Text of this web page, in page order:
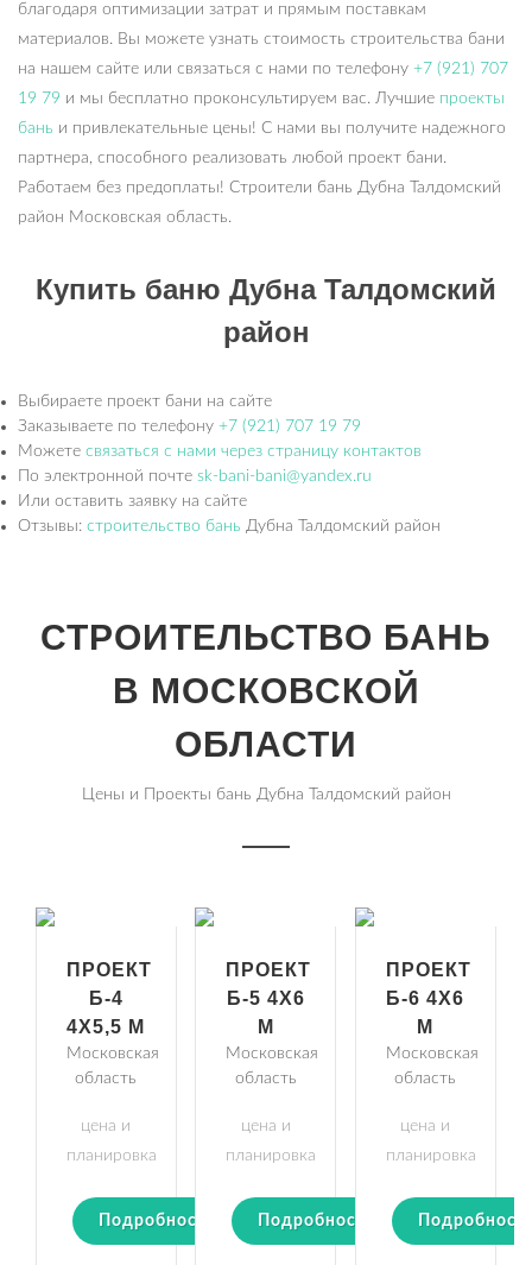
благодаря оптимизации затрат и прямым поставкам
материалов. Вы можете узнать стоимость строительства бани
на нашем сайте или связаться с нами по телефону +7 (921) 707
19 79 и мы бесплатно проконсультируем вас. Лучшие проекты
бань и привлекательные цены! С нами вы получите надежного
партнера, способного реализовать любой проект бани.
Работаем без предоплаты! Строители бань Дубна Талдомский
район Московская область.
Купить баню Дубна Талдомский
район
Выбираете проект бани на сайте
Заказываете по телефону +7 (921) 707 19 79
Можете связаться с нами через страницу контактов
По электронной почте sk-bani-bani@yandex.ru
Или оставить заявку на сайте
Отзывы: строительство бань Дубна Талдомский район
СТРОИТЕЛЬСТВО БАНЬ
В МОСКОВСКОЙ
ОБЛАСТИ
Цены и Проекты бань Дубна Талдомский район
ПРОЕКТ
Б-4
4Х5,5 М
Московская
область
цена и
планировка
Подробности
ПРОЕКТ
Б-5 4Х6
М
Московская
область
цена и
планировка
Подробности
ПРОЕКТ
Б-6 4Х6
М
Московская
область
цена и
планировка